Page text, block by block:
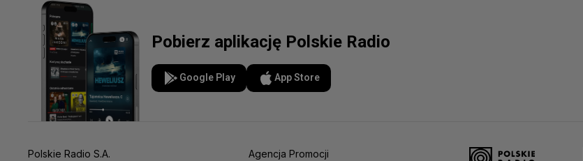
Pobierz aplikację Polskie Radio
Google Play App Store
Polskie Radio S.A.
Agencja Promocji